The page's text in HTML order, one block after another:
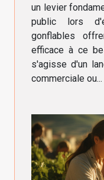
un levier
public lors
gonflables
efficace à ce
s'agisse d'un
commerciale ou...